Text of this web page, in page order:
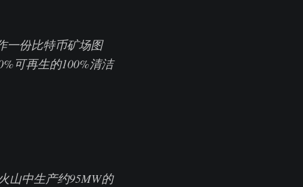
一份比特币矿场图
可再生的100%清洁
山中生产约95MW的